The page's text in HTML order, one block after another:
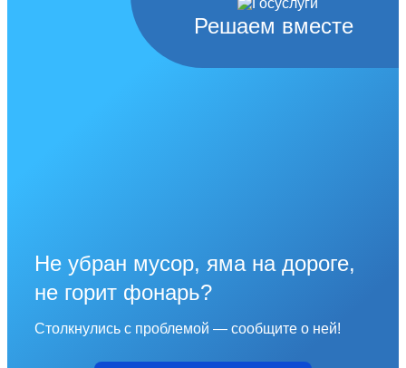
Решаем вместе
Не убран мусор, яма на дороге,
не горит фонарь?
Столкнулись с проблемой — сообщите о ней!